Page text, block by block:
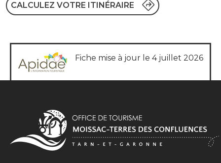
CALCULEZ VOTRE ITINÉRAIRE
Fiche mise à jour le 4 juillet 2026